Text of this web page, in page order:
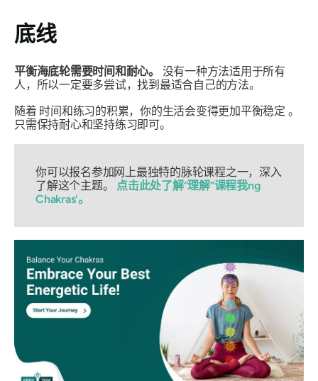
底线
平衡海底轮需要时间和耐心。
没有一种方法适用于所有
人，所以一定要多尝试，找到最适合自己的方法。
随着 时间和练习的积累，你的生活会变得更加平衡稳定 。
只需保持耐心和坚持练习即可。
你可以报名参加网上最独特的脉轮课程之一，深入
了解这个主题。
点击此处了解“理解”课程我ng
Chakras'。